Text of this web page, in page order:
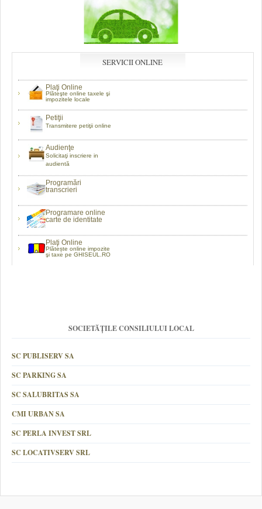
SERVICII ONLINE
Plaţi Online
Plăteşte online taxele şi
impozitele locale
Petiţii
Transmitere petiţii online
Audienţe
Solicitaţi inscriere in
audientă
Programări
transcrieri
Programare online
carte de identitate
Plaţi Online
Plătește online impozite
şi taxe pe GHISEUL.RO
SOCIETĂȚILE CONSILIULUI LOCAL
SC PUBLISERV SA
SC PARKING SA
SC SALUBRITAS SA
CMI URBAN SA
SC PERLA INVEST SRL
SC LOCATIVSERV SRL